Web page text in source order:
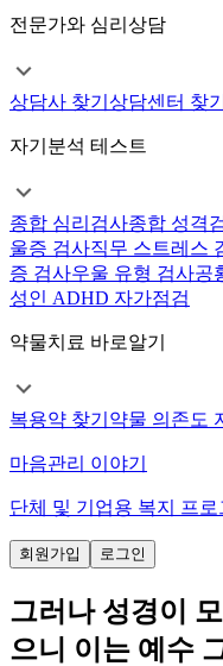
전문가와 심리상담
상담사 찾기 상담센터 찾기
자기분석 테스트
종합 심리검사종합 성격
울증 검사직무 스트레스
증 검사우울 유형 검사공
성인 ADHD 자가점검
약물치료 바로알기
복용약 찾기 약물 의존도
마음관리 이야기
단체 및 기업용 복지 프로
회원가입 로그인
그러나 성경이
으니 이는 예수